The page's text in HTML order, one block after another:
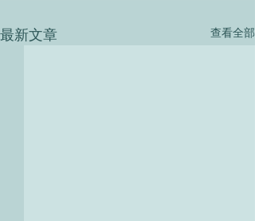
最新文章 查看全部